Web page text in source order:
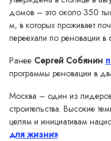
домов – это около 350
м, в которых проживает
переехали по реновации в
Ранее Сергей Собянин
программы реновации в
Москва – один из
строительства. Высокие
целям и инициативам
для жизни».